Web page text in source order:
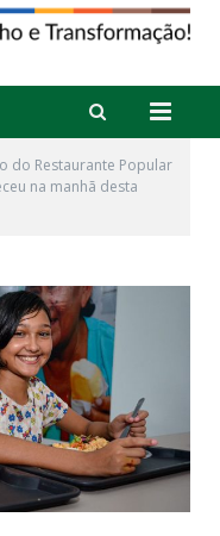
do Restaurante Popular
na manhã desta